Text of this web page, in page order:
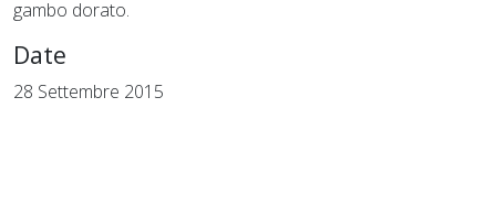
gambo dorato.
Date
28 Settembre 2015